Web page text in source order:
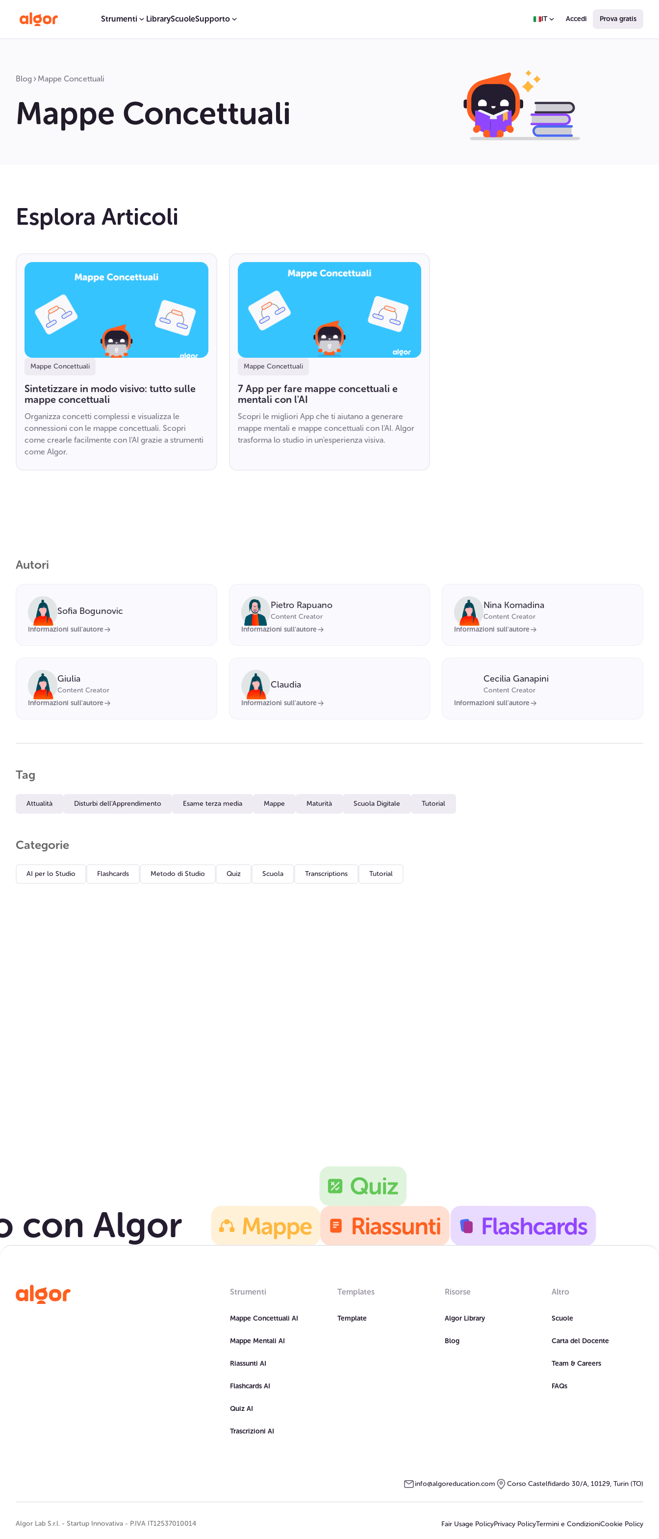
Strumenti LibraryScuoleSupporto IT Accedi Prova gratis
Blog Mappe Concettuali
Mappe Concettuali
Esplora Articoli
Mappe Concettuali
Sintetizzare in modo visivo: tutto sulle
mappe concettuali
Organizza concetti complessi e visualizza le
connessioni con le mappe concettuali. Scopri
come crearle facilmente con l’AI grazie a strumenti
come Algor.
Mappe Concettuali
7 App per fare mappe concettuali e
mentali con l'AI
Scopri le migliori App che ti aiutano a generare
mappe mentali e mappe concettuali con l’AI. Algor
trasforma lo studio in un'esperienza visiva.
Autori
Sofia Bogunovic
Informazioni sull'autore
Pietro Rapuano
Content Creator
Informazioni sull'autore
Nina Komadina
Content Creator
Informazioni sull'autore
Giulia
Content Creator
Informazioni sull'autore
Claudia
Informazioni sull'autore
Cecilia Ganapini
Content Creator
Informazioni sull'autore
Tag
Attualità Disturbi dell'Apprendimento Esame terza media Mappe Maturità Scuola Digitale Tutorial
Categorie
AI per lo Studio Flashcards Metodo di Studio Quiz Scuola Transcriptions Tutorial
con Algor
Strumenti
Mappe Concettuali AI
Mappe Mentali AI
Riassunti AI
Flashcards AI
Quiz AI
Trascrizioni AI
Templates
Template
Risorse
Algor Library
Blog
Altro
Scuole
Carta del Docente
Team & Careers
FAQs
info@algoreducation.com Corso Castelfidardo 30/A, 10129, Turin (TO)
Algor Lab S.r.l. - Startup Innovativa - P.IVA IT12537010014 Fair Usage PolicyPrivacy PolicyTermini e CondizioniCookie Policy